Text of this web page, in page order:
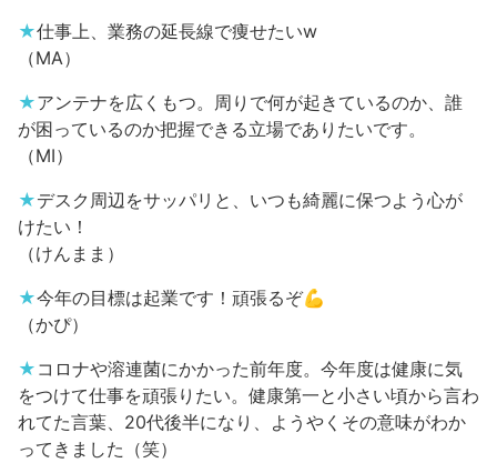
★仕事上、業務の延長線で痩せたいw
（MA）
★アンテナを広くもつ。周りで何が起きているのか、誰
が困っているのか把握できる立場でありたいです。
（MI）
★デスク周辺をサッパリと、いつも綺麗に保つよう心が
けたい！
（けんまま）
★今年の目標は起業です！頑張るぞ💪
（かぴ）
★ コロナや溶連菌にかかった前年度。今年度は健康に気
をつけて仕事を頑張りたい。健康第一と小さい頃から言わ
れてた言葉、20代後半になり、ようやくその意味がわか
ってきました（笑）